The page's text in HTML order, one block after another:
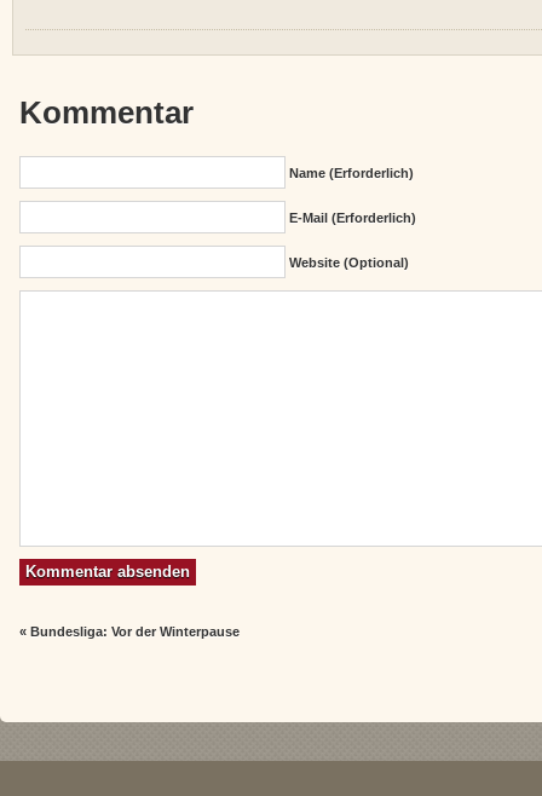
Kommentar
Name (erforderlich)
E-Mail (erforderlich)
Website (Optional)
«Bundesliga: Vor der Winterpause